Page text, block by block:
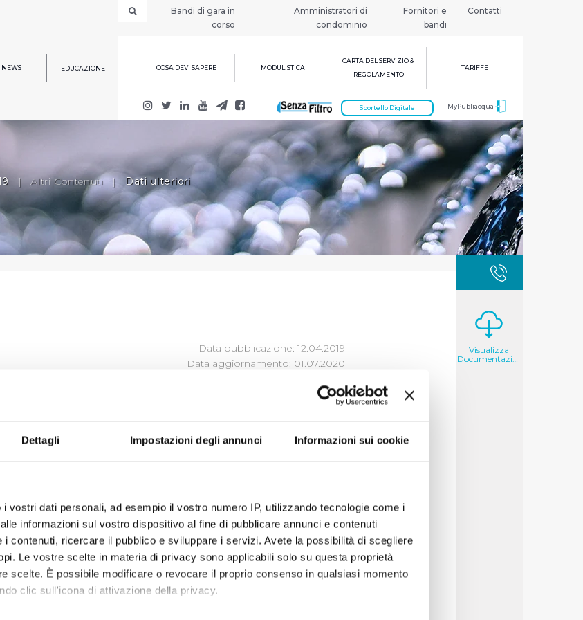
Dettagli Impostazioni degli annunci Informazioni sui cookie
i vostri dati personali, ad esempio il vostro numero IP, utilizzando tecnologie come i
informazioni sul vostro dispositivo al fine di pubblicare annunci e contenuti
i contenuti, ricercare il pubblico e sviluppare i servizi. Avete la possibilità di scegliere
Le vostre scelte in materia di privacy sono applicabili solo su questa proprietà
scelte. È possibile modificare o revocare il proprio consenso in qualsiasi momento
clic sull'icona di attivazione della privacy.
Bandi di gara in
corso
Amministratori di
condominio
Fornitori e
bandi
Contatti
NEWS EDUCAZIONE COSA DEVI SAPERE MODULISTICA
CARTA DEL SERVIZIO &
REGOLAMENTO
TARIFFE
MyPubliacqua
Sportello Digitale
| Altri Contenuti | Dati ulteriori
Data pubblicazione: 12.04.2019
Data aggiornamento: 01.07.2020
ascolta e cerca di comprendere i bisogni, i desideri che il cittadino
a questi orienta le proprie scelte, le proprie decisioni per cercare
documentazione)
Visualizza
Documentazione